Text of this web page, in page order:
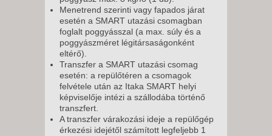
Menetrend szerinti vagy fapados járat
esetén a SMART utazási csomagban
foglalt poggyásszal (a max. súly és a
poggyászméret légitársaságonként
eltérő).
Transzfer a SMART utazási csomag
esetén: a repülőtéren a csomagok
felvétele után az Itaka SMART helyi
képviselője intézi a szállodába történő
transzfert.
A transzfer várakozási ideje a repülőgép
érkezési idejétől számított legfeljebb 1